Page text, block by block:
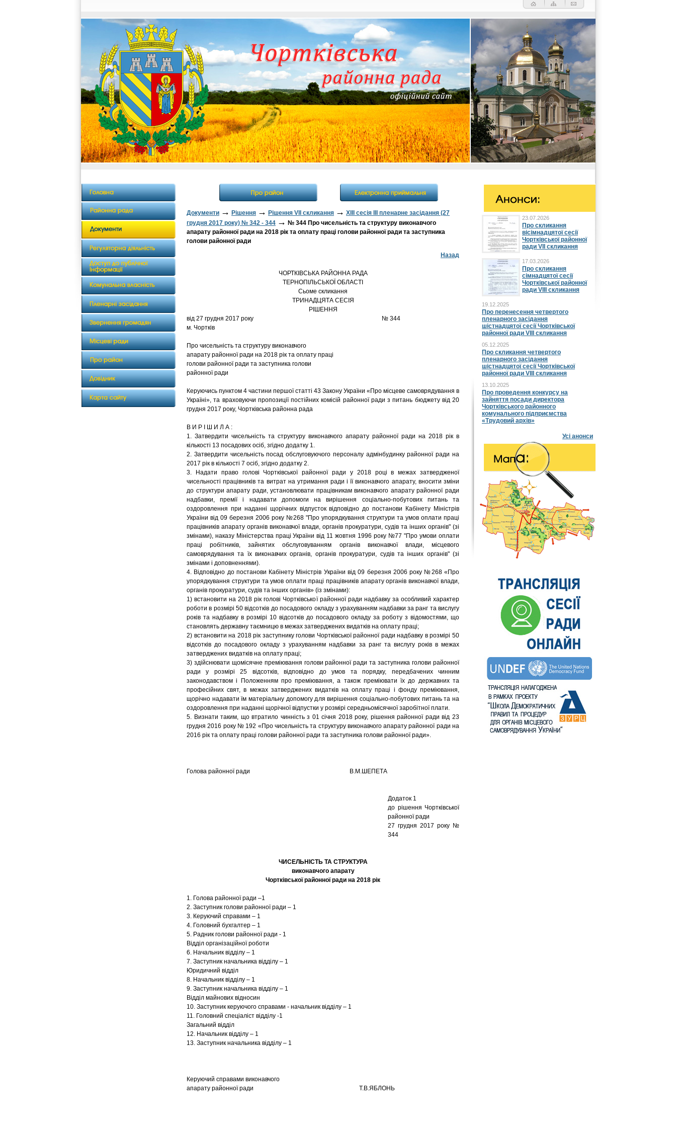
Документи → Рішення → Рішення VII скликання → XIII сесія III пленарне засідання (27
грудня 2017 року) № 342 - 344 → № 344 Про чисельність та структуру виконавчого
апарату районної ради на 2018 рік та оплату праці голови районної ради та заступника
голови районної ради
Назад
ЧОРТКІВСЬКА РАЙОННА РАДА
ТЕРНОПІЛЬСЬКОЇ ОБЛАСТІ
Сьоме скликання
ТРИНАДЦЯТА СЕСІЯ
РІШЕННЯ
від 27 грудня 2017 року № 344
м. Чортків
Про чисельність та структуру виконавчого
апарату районної ради на 2018 рік та оплату праці
голови районної ради та заступника голови
районної ради
Керуючись пунктом 4 частини першої статті 43 Закону України «Про місцеве самоврядування в
Україні», та враховуючи пропозиції постійних комісій районної ради з питань бюджету від 20
грудня 2017 року, Чортківська районна рада
В И Р І Ш И Л А :
1. Затвердити чисельність та структуру виконавчого апарату районної ради на 2018 рік в
кількості 13 посадових осіб, згідно додатку 1.
2. Затвердити чисельність посад обслуговуючого персоналу адмінбудинку районної ради на
2017 рік в кількості 7 осіб, згідно додатку 2.
3. Надати право голові Чортківської районної ради у 2018 році в межах затвердженої
чисельності працівників та витрат на утримання ради і її виконавчого апарату, вносити зміни
до структури апарату ради, установлювати працівникам виконавчого апарату районної ради
надбавки, премії і надавати допомоги на вирішення соціально-побутових питань та
оздоровлення при наданні щорічних відпусток відповідно до постанови Кабінету Міністрів
України від 09 березня 2006 року №268 "Про упорядкування структури та умов оплати праці
працівників апарату органів виконавчої влади, органів прокуратури, судів та інших органів" (зі
змінами), наказу Міністерства праці України від 11 жовтня 1996 року №77 "Про умови оплати
праці робітників, зайнятих обслуговуванням органів виконавчої влади, місцевого
самоврядування та їх виконавчих органів, органів прокуратури, судів та інших органів" (зі
змінами і доповненнями).
4. Відповідно до постанови Кабінету Міністрів України від 09 березня 2006 року №268 «Про
упорядкування структури та умов оплати праці працівників апарату органів виконавчої влади,
органів прокуратури, судів та інших органів» (із змінами):
1) встановити на 2018 рік голові Чортківської районної ради надбавку за особливий характер
роботи в розмірі 50 відсотків до посадового окладу з урахуванням надбавки за ранг та вислугу
років та надбавку в розмірі 10 відсотків до посадового окладу за роботу з відомостями, що
становлять державну таємницю в межах затверджених видатків на оплату праці;
2) встановити на 2018 рік заступнику голови Чортківської районної ради надбавку в розмірі 50
відсотків до посадового окладу з урахуванням надбавки за ранг та вислугу років в межах
затверджених видатків на оплату праці;
3) здійснювати щомісячне преміювання голови районної ради та заступника голови районної
ради у розмірі 25 відсотків, відповідно до умов та порядку, передбачених чинним
законодавством і Положенням про преміювання, а також преміювати їх до державних та
професійних свят, в межах затверджених видатків на оплату праці і фонду преміювання,
щорічно надавати їм матеріальну допомогу для вирішення соціально-побутових питань та на
оздоровлення при наданні щорічної відпустки у розмірі середньомісячної заробітної плати.
5. Визнати таким, що втратило чинність з 01 січня 2018 року, рішення районної ради від 23
грудня 2016 року № 192 «Про чисельність та структуру виконавчого апарату районної ради на
2016 рік та оплату праці голови районної ради та заступника голови районної ради».
Голова районної ради В.М.ШЕПЕТА
Додаток 1
до рішення Чортківської
районної ради
27 грудня 2017 року №
344
ЧИСЕЛЬНІСТЬ ТА СТРУКТУРА
виконавчого апарату
Чортківської районної ради на 2018 рік
1. Голова районної ради –1
2. Заступник голови районної ради – 1
3. Керуючий справами – 1
4. Головний бухгалтер – 1
5. Радник голови районної ради - 1
Відділ організаційної роботи
6. Начальник відділу – 1
7. Заступник начальника відділу – 1
Юридичний відділ
8. Начальник відділу – 1
9. Заступник начальника відділу – 1
Відділ майнових відносин
10. Заступник керуючого справами - начальник відділу – 1
11. Головний спеціаліст відділу -1
Загальний відділ
12. Начальник відділу – 1
13. Заступник начальника відділу – 1
Керуючий справами виконавчого
апарату районної ради Т.В.ЯБЛОНЬ
23.07.2026
Про скликання
вісімнадцятої сесії
Чортківської районної
ради VII скликання
17.03.2026
Про скликання
сімнадцятої сесії
Чортківської районної
ради VIII скликання
19.12.2025
Про перенесення четвертого
пленарного засідання
шістнадцятої сесії Чортківської
районної ради VIII скликання
05.12.2025
Про скликання четвертого
пленарного засідання
шістнадцятої сесії Чортківської
районної ради VIII скликання
13.10.2025
Про проведення конкурсу на
зайняття посади директора
Чортківського районного
комунального підприємства
«Трудовий архів»
Усі анонси